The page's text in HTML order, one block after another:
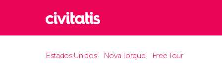
Estados Unidos Nova Iorque Free Tour